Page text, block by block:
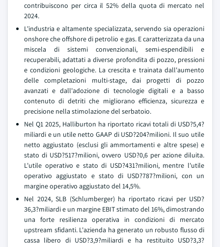
contribuiscono per circa il 52% della quota di mercato nel
2024.
L'industria e altamente specializzata, servendo sia operazioni
onshore che offshore di petrolio e gas. E caratterizzata da una
miscela di sistemi convenzionali, semi-espendibili e
recuperabili, adattati a diverse profondita di pozzo, pressioni
e condizioni geologiche. La crescita e trainata dall'aumento
delle completazioni multi-stage, dai progetti di pozzo
avanzati e dall'adozione di tecnologie digitali e a basso
contenuto di detriti che migliorano efficienza, sicurezza e
precisione nella stimolazione del serbatoio.
Nel Q1 2025, Halliburton ha riportato ricavi totali di USD?5,4?
miliardi e un utile netto GAAP di USD?204?milioni. Il suo utile
netto aggiustato (esclusi gli ammortamenti e altre spese) e
stato di USD?517?milioni, ovvero USD?0,6 per azione diluita.
L'utile operativo e stato di USD?431?milioni, mentre l'utile
operativo aggiustato e stato di USD?787?milioni, con un
margine operativo aggiustato del 14,5%.
Nel 2024, SLB (Schlumberger) ha riportato ricavi per USD?
36,3?miliardi e un margine EBIT stimato del 16%, dimostrando
una forte resilienza operativa in condizioni di mercato
upstream sfidanti. L'azienda ha generato un robusto flusso di
cassa libero di USD?3,9?miliardi e ha restituito USD?3,3?